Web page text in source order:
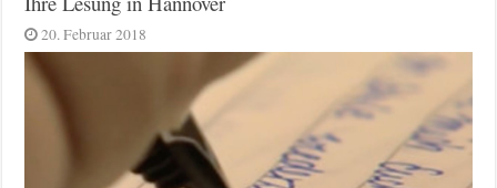
20. Februar 2018